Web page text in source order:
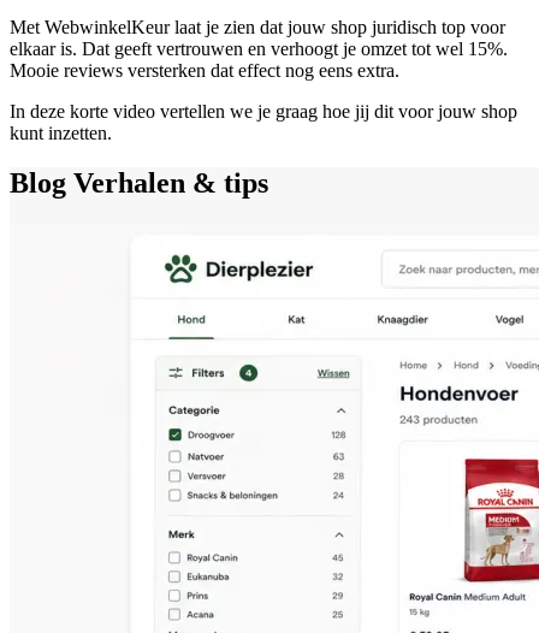
Met WebwinkelKeur laat je zien dat jouw shop juridisch top voor
elkaar is. Dat geeft vertrouwen en verhoogt je omzet tot wel 15%.
Mooie reviews versterken dat effect nog eens extra.
In deze korte video vertellen we je graag hoe jij dit voor jouw shop
kunt inzetten.
Blog Verhalen & tips